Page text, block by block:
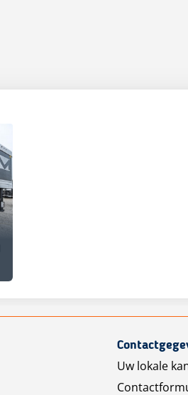
Uw lokale